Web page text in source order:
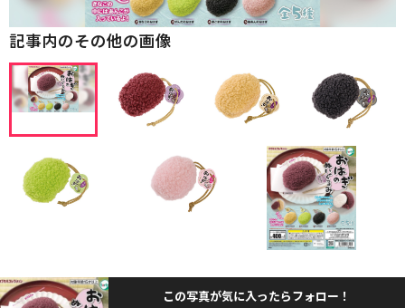
記事内のその他の画像
この写真が気に入ったらフォロー！